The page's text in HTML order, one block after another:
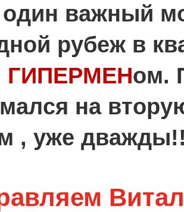
важный
рубеж в
ГИПЕРМЕНом.
на
, уже